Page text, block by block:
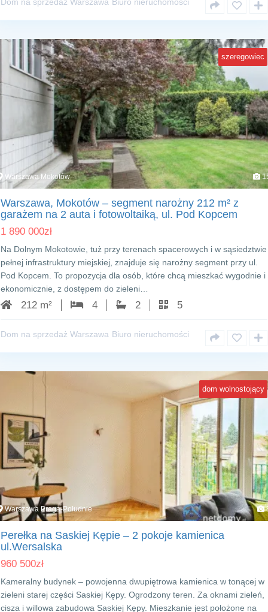
Dom na sprzedaż Warszawa Biuro nieruchomości
szeregowiec
Warszawa Mokotów
Warszawa, Mokotów – segment narożny 212 m² z
garażem na 2 auta i fotowoltaiką, ul. Pod Kopcem
1 890 000zł
Na Dolnym Mokotowie, tuż przy terenach spacerowych i w sąsiedztwie
pełnej infrastruktury miejskiej, znajduje się narożny segment przy ul.
Pod Kopcem. To propozycja dla osób, które chcą mieszkać wygodnie i
ekonomicznie, z dostępem do zieleni…
212 m² 4 2 5
Dom na sprzedaż Warszawa Biuro nieruchomości
dom wolnostojący
Warszawa Praga-Południe
Perełka na Saskiej Kępie – 2 pokoje kamienica
ul.Wersalska
960 500zł
Kameralny budynek – powojenna dwupiętrowa kamienica w tonącej w
zieleni starej części Saskiej Kępy. Ogrodzony teren. Za oknami zieleń,
cisza i willowa zabudowa Saskiej Kępy. Mieszkanie jest położone na